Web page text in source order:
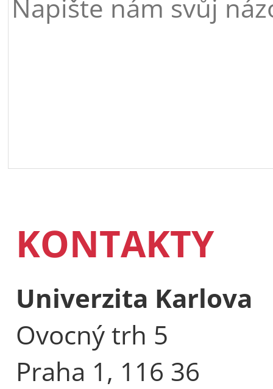
KONTAKTY
Univerzita Karlova
Ovocný trh 5
Praha 1, 116 36